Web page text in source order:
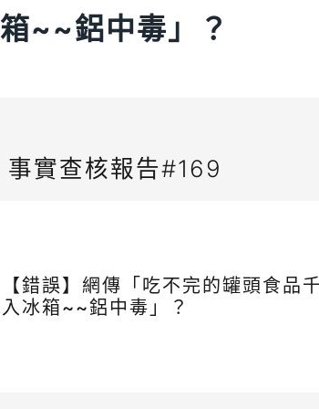
箱~~鋁中毒」？
事實查核報告#169
【錯誤】網傳「吃不完的罐頭食品
入冰箱~~鋁中毒」？